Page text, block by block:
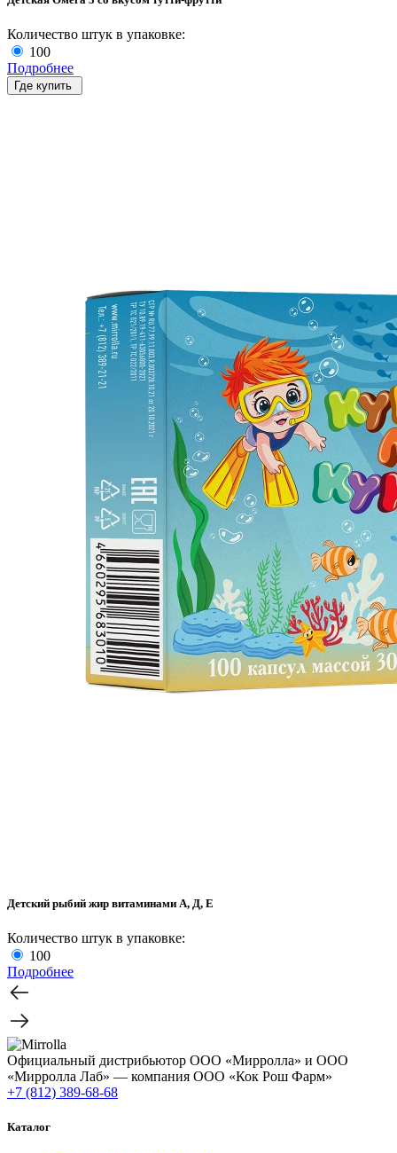
Количество штук в упаковке:
100
Подробнее
Где купить
Детский рыбий жир витаминами А, Д, Е
Количество штук в упаковке:
100
Подробнее
Официальный дистрибьютор ООО «Мирролла» и ООО
«Мирролла Лаб» — компания ООО «Кок Рош Фарм»
+7 (812) 389-68-68
Каталог